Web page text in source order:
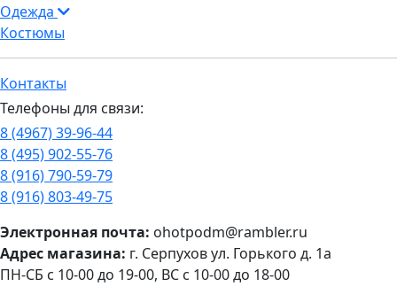
Одежда
Костюмы
Контакты
Телефоны для связи:
8 (4967) 39-96-44
8 (495) 902-55-76
8 (916) 790-59-79
8 (916) 803-49-75
ПН-СБ с 10-00 до 19-00, ВС с 10-00 до 18-00
Электронная почта: ohotpodm@rambler.ru
Адрес магазина: г. Серпухов ул. Горького д. 1а